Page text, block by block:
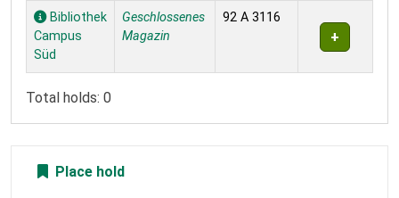
Holdings
Bibliothek
Campus
Süd
Geschlossenes
Magazin
92 A 3116
Total holds: 0
Place hold